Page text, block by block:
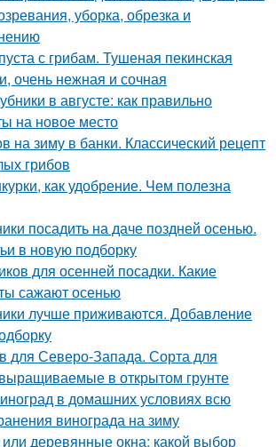
уборка, обрезка и
с грибам. Тушеная пекинская
очень нежная и сочная
в августе: как правильно
на новое место
на зиму в банки. Классический рецепт
грибов
как удобрение. Чем полезна
посадить на даче поздней осенью.
в новую подборку
для осенней посадки. Какие
сажают осенью
лучше приживаются. Добавление
для Северо-Запада. Сорта для
в открытом грунте
в домашних условиях всю
винограда на зиму
деревянные окна: какой выбор